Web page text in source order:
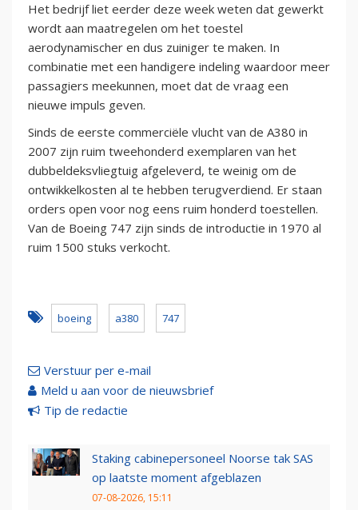
Het bedrijf liet eerder deze week weten dat gewerkt
wordt aan maatregelen om het toestel
aerodynamischer en dus zuiniger te maken. In
combinatie met een handigere indeling waardoor meer
passagiers meekunnen, moet dat de vraag een
nieuwe impuls geven.
Sinds de eerste commerciële vlucht van de A380 in
2007 zijn ruim tweehonderd exemplaren van het
dubbeldeksvliegtuig afgeleverd, te weinig om de
ontwikkelkosten al te hebben terugverdiend. Er staan
orders open voor nog eens ruim honderd toestellen.
Van de Boeing 747 zijn sinds de introductie in 1970 al
ruim 1500 stuks verkocht.
boeing a380 747
Verstuur per e-mail
Meld u aan voor de nieuwsbrief
Tip de redactie
Staking cabinepersoneel Noorse tak SAS
op laatste moment afgeblazen
07-08-2026, 15:11